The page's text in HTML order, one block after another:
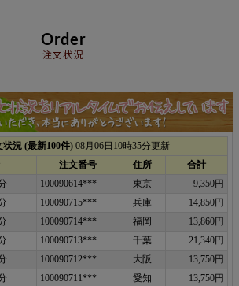
Order
注文状況